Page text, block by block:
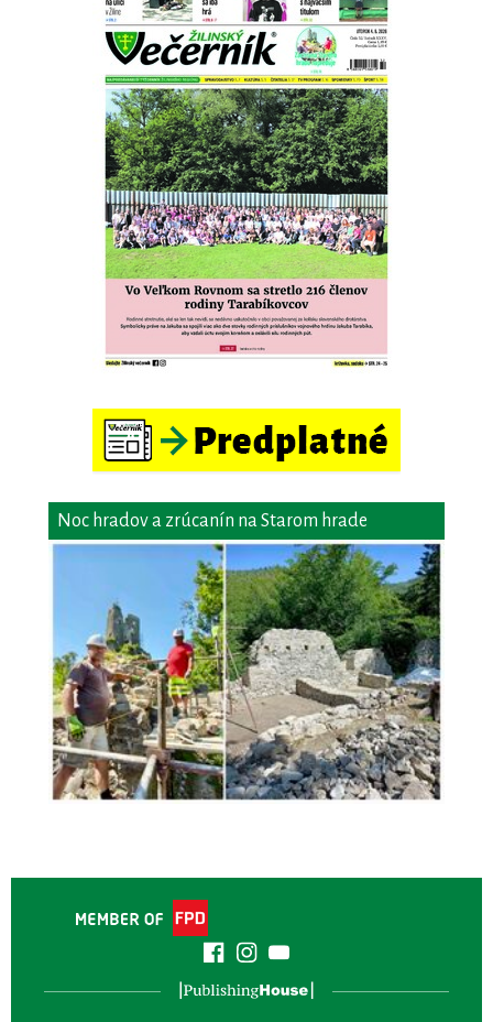
Noc hradov a zrúcanín na Starom hrade